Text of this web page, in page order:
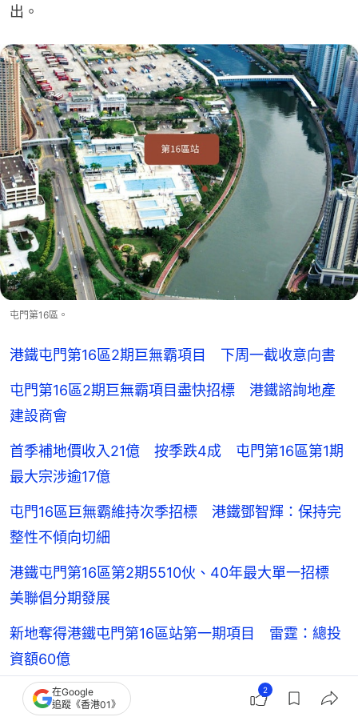
出。
屯門第16區。
港鐵屯門第16區2期巨無霸項目 下周一截收意向書
屯門第16區2期巨無霸項目盡快招標 港鐵諮詢地產
建設商會
首季補地價收入21億 按季跌4成 屯門第16區第1期
最大宗涉逾17億
屯門16區巨無霸維持次季招標 港鐵鄧智輝：保持完
整性不傾向切細
港鐵屯門第16區第2期5510伙、40年最大單一招標
美聯倡分期發展
新地奪得港鐵屯門第16區站第一期項目 雷霆：總投
資額60億
在Google
追蹤《香港01》
2